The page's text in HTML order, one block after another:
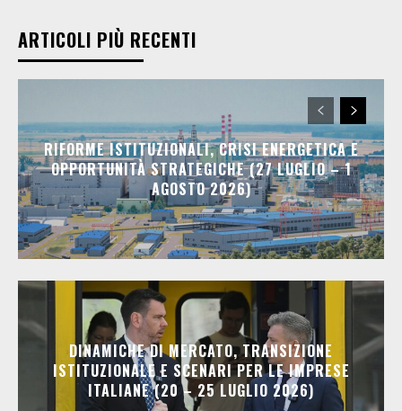
ARTICOLI PIÙ RECENTI
RIFORME ISTITUZIONALI, CRISI ENERGETICA E
OPPORTUNITÀ STRATEGICHE (27 LUGLIO – 1
AGOSTO 2026)
DINAMICHE DI MERCATO, TRANSIZIONE
ISTITUZIONALE E SCENARI PER LE IMPRESE
ITALIANE (20 – 25 LUGLIO 2026)